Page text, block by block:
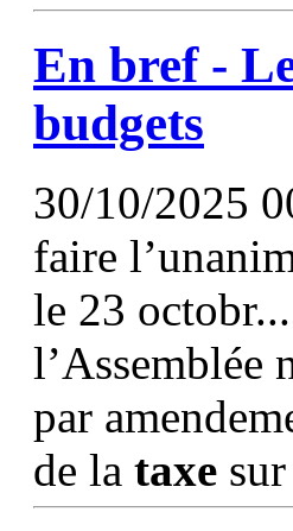
En bref -
budgets
30/10/2025
faire
le 23
l’Assemblée
par
de la taxe